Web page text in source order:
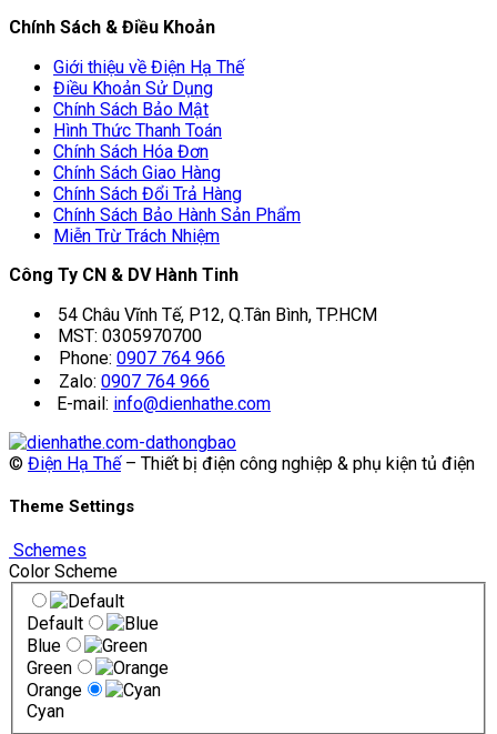
Chính Sách & Điều Khoản
Giới thiệu về Điện Hạ Thế
Điều Khoản Sử Dụng
Chính Sách Bảo Mật
Hình Thức Thanh Toán
Chính Sách Hóa Đơn
Chính Sách Giao Hàng
Chính Sách Đổi Trả Hàng
Chính Sách Bảo Hành Sản Phẩm
Miễn Trừ Trách Nhiệm
Công Ty CN & DV Hành Tinh
54 Châu Vĩnh Tế, P12, Q.Tân Bình, TP.HCM
MST: 0305970700
Phone: 0907 764 966
Zalo: 0907 764 966
E-mail: info@dienhathe.com
© Điện Hạ Thế– Thiết bị điện công nghiệp & phụ kiện tủ điện
Theme Settings
Schemes
Color Scheme
Default
Blue
Green
Orange
Cyan